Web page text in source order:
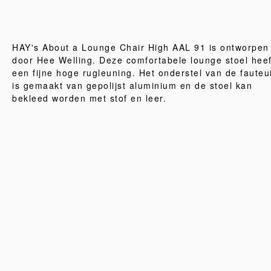
HAY's About a Lounge Chair High AAL 91 is ontworpen
door Hee Welling. Deze comfortabele lounge stoel
een fijne hoge rugleuning. Het onderstel van de
is gemaakt van gepolijst aluminium en de stoel kan
bekleed worden met stof en leer.